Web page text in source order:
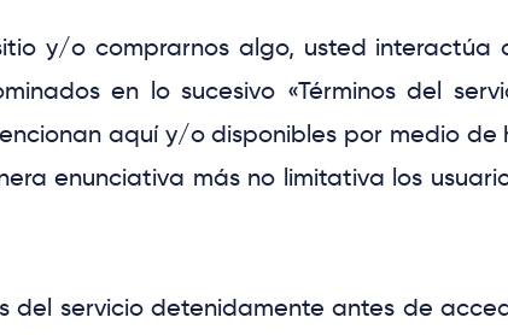
y/o comprarnos algo, usted interactúa
en lo sucesivo «Términos del
aquí y/o disponibles por medio de
enunciativa más no limitativa los
del servicio detenidamente antes de